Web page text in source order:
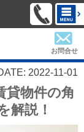
お問合せ
2022-11-01
貸物件の角
解説！